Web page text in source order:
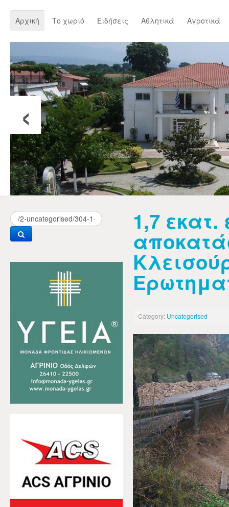
Αρχική Το χωριό Ειδήσεις Αθλητικά Αγροτικά
‹
1,7
Category: Uncategorised